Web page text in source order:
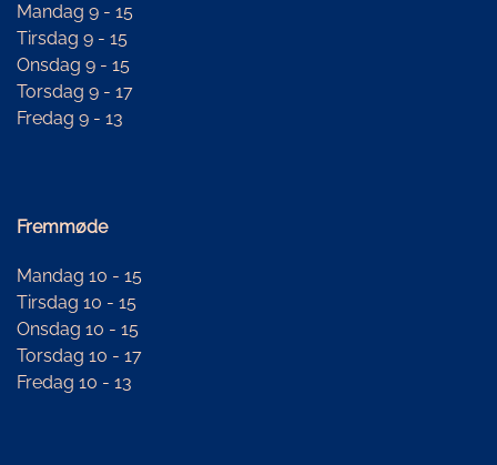
Mandag 9 - 15
Tirsdag 9 - 15
Onsdag 9 - 15
Torsdag 9 - 17
Fredag 9 - 13
Fremmøde
Mandag 10 - 15
Tirsdag 10 - 15
Onsdag 10 - 15
Torsdag 10 - 17
Fredag 10 - 13